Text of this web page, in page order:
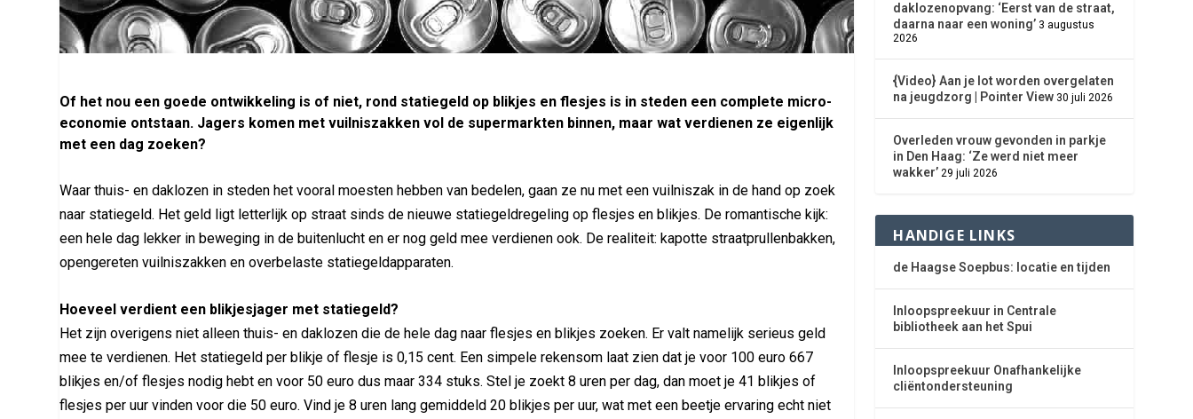
Of het nou een goede ontwikkeling is of niet, rond statiegeld op blikjes en flesjes is in steden een complete micro-
economie ontstaan. Jagers komen met vuilniszakken vol de supermarkten binnen, maar wat verdienen ze eigenlijk
met een dag zoeken?
Waar thuis- en daklozen in steden het vooral moesten hebben van bedelen, gaan ze nu met een vuilniszak in de hand op zoek
naar statiegeld. Het geld ligt letterlijk op straat sinds de nieuwe statiegeldregeling op flesjes en blikjes. De romantische kijk:
een hele dag lekker in beweging in de buitenlucht en er nog geld mee verdienen ook. De realiteit: kapotte straatprullenbakken,
opengereten vuilniszakken en overbelaste statiegeldapparaten.
Hoeveel verdient een blikjesjager met statiegeld?
Het zijn overigens niet alleen thuis- en daklozen die de hele dag naar flesjes en blikjes zoeken. Er valt namelijk serieus geld
mee te verdienen. Het statiegeld per blikje of flesje is 0,15 cent. Een simpele rekensom laat zien dat je voor 100 euro 667
blikjes en/of flesjes nodig hebt en voor 50 euro dus maar 334 stuks. Stel je zoekt 8 uren per dag, dan moet je 41 blikjes of
flesjes per uur vinden voor die 50 euro. Vind je 8 uren lang gemiddeld 20 blikjes per uur, wat met een beetje ervaring echt niet
daklozenopvang: ‘Eerst van de straat,
daarna naar een woning’ 3 augustus
2026
{Video} Aan je lot worden overgelaten
na jeugdzorg | Pointer View 30 juli 2026
Overleden vrouw gevonden in parkje
in Den Haag: ‘Ze werd niet meer
wakker’ 29 juli 2026
HANDIGE LINKS
de Haagse Soepbus: locatie en tijden
Inloopspreekuur in Centrale
bibliotheek aan het Spui
Inloopspreekuur Onafhankelijke
cliëntondersteuning